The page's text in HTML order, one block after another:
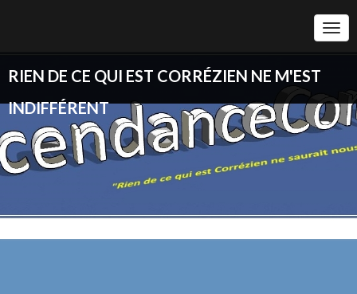
RIEN DE CE QUI EST CORRÉZIEN NE M'EST
INDIFFÉRENT